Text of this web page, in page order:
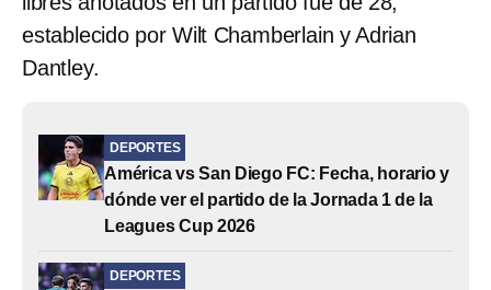
establecido por Wilt Chamberlain y Adrian
Dantley.
DEPORTES
América vs San Diego FC: Fecha, horario y
dónde ver el partido de la Jornada 1 de la
Leagues Cup 2026
DEPORTES